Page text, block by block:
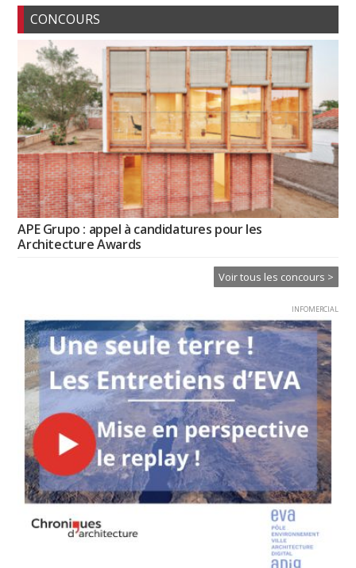
CONCOURS
APE Grupo : appel à candidatures pour les
Architecture Awards
Voir tous les concours >
INFOMERCIAL